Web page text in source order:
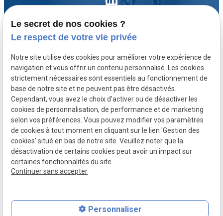
Votre avocat
Domaines de compétence
Actualités
Contact
SIRET :
80771512300020
Mentions légales
Politique de
confidentialité
Plan du site
Le secret de nos cookies ?
Le respect de votre vie privée
Notre site utilise des cookies pour améliorer votre expérience de
navigation et vous offrir un contenu personnalisé. Les cookies
strictement nécessaires sont essentiels au fonctionnement de
base de notre site et ne peuvent pas être désactivés.
Cependant, vous avez le choix d'activer ou de désactiver les
cookies de personnalisation, de performance et de marketing
selon vos préférences. Vous pouvez modifier vos paramètres
de cookies à tout moment en cliquant sur le lien 'Gestion des
cookies' situé en bas de notre site. Veuillez noter que la
désactivation de certains cookies peut avoir un impact sur
certaines fonctionnalités du site.
Continuer sans accepter
Personnaliser